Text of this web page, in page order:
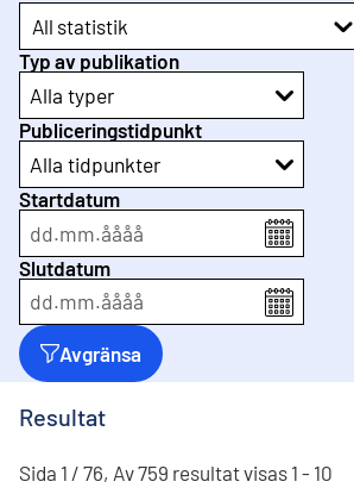
All statistik
Typ av publikation
Alla typer
Publiceringstidpunkt
Alla tidpunkter
Startdatum
dd.mm.åååå
Slutdatum
dd.mm.åååå
Avgränsa
Resultat
Sida 1 / 76, Av 759 resultat visas 1 - 10